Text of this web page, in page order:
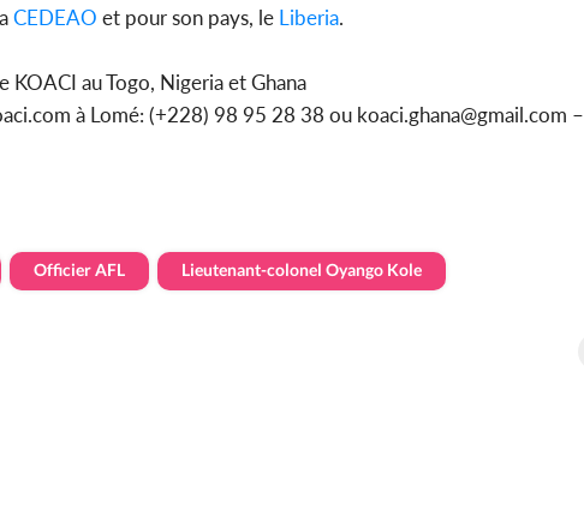
CEDEAO et pour son pays, le Liberia.
au Togo, Nigeria et Ghana
à Lomé: (+228) 98 95 28 38 ou koaci.ghana@gmail.com –
Officier AFL Lieutenant-colonel Oyango Kole